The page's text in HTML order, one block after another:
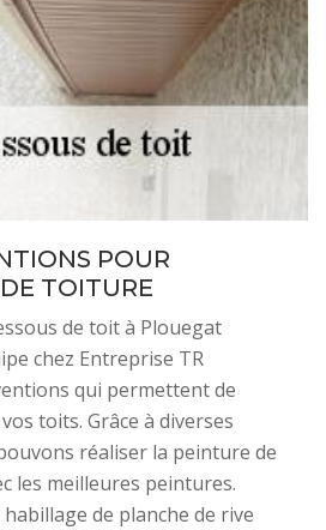
POUR
TOITURE
de toit à Plouegat
chez Entreprise TR
qui permettent de
toits. Grâce à diverses
réaliser la peinture de
les meilleures peintures.
de planche de rive